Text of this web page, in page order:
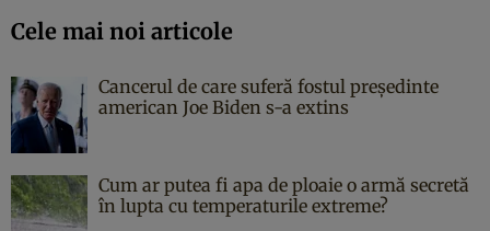
Cele mai noi articole
Cancerul de care suferă fostul președinte
american Joe Biden s-a extins
Cum ar putea fi apa de ploaie o armă secretă
în lupta cu temperaturile extreme?